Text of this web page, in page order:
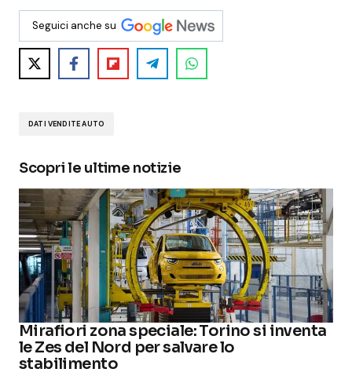
Seguici anche su
DATI VENDITE AUTO
Scopri le ultime notizie
Mirafiori zona speciale: Torino si inventa
le Zes del Nord per salvare lo
stabilimento